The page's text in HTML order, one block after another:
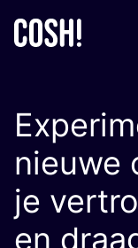
nieuwe
je
en